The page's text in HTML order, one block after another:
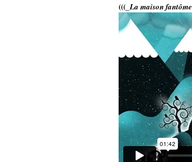
(((_La maison fantôme